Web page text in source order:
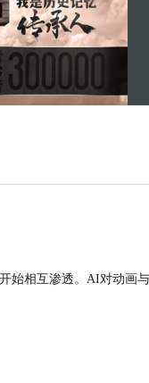
始相互渗透。AI对动画